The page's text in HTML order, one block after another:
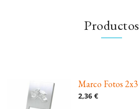
Productos
Marco Fotos 2x3
2,36 €